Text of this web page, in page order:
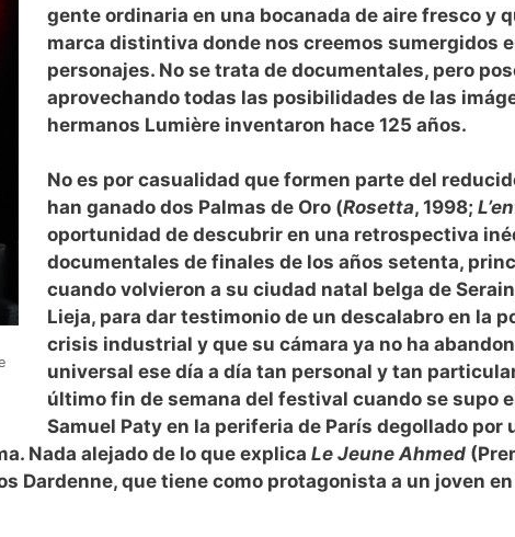
gente ordinaria en una bocanada de aire fresco y
marca distintiva donde nos creemos sumergidos
personajes. No se trata de documentales, pero
aprovechando todas las posibilidades de las
hermanos Lumière inventaron hace 125 años.
No es por casualidad que formen parte del
han ganado dos Palmas de Oro (Rosetta, 1998;
oportunidad de descubrir en una retrospectiva
documentales de finales de los años setenta,
cuando volvieron a su ciudad natal belga de
Lieja, para dar testimonio de un descalabro en la
crisis industrial y que su cámara ya no ha
universal ese día a día tan personal y tan
último fin de semana del festival cuando se supo
Samuel Paty en la periferia de París degollado
Nada alejado de lo que explica Le Jeune Ahmed
Dardenne, que tiene como protagonista a un joven